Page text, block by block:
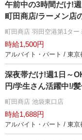
午前中の3時間だけ!
町田商店/ラーメン店
町田商店 羽田空港第1ター
時給1,500円
アルバイト・パート / 東京
深夜帯だけ!週1日～
円/学生さん活躍中!/
町田商店 池袋東口店
時給1,688円
アルバイト・パート / 東京